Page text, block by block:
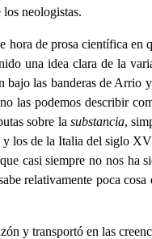
neologistas.
de prosa científica
una idea clara de la
las banderas de Arrio
las podemos describir
sobre la substancia,
los de la Italia del siglo
casi siempre no nos
relativamente poca
y transportó en las